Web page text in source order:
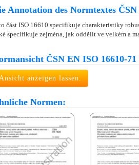
Annotation des Normtextes
část ISO 16610 specifikuje charakteristiky
specifikuje zejména, jak oddělit ve velkém a
ČSN EN ISO 16610-71
anzeigen lassen.
Normen: